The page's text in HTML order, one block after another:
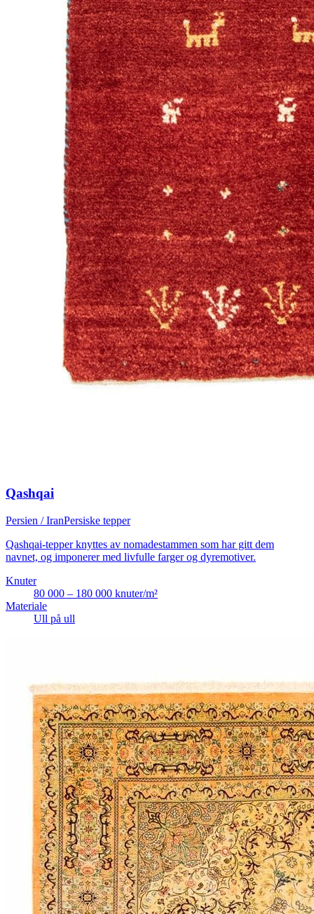
Qashqai
Persien / IranPersiske tepper
Qashqai-tepper knyttes av nomadestammen som har gitt dem
navnet, og imponerer med livfulle farger og dyremotiver.
Knuter
80 000 – 180 000 knuter/m²
Materiale
Ull på ull